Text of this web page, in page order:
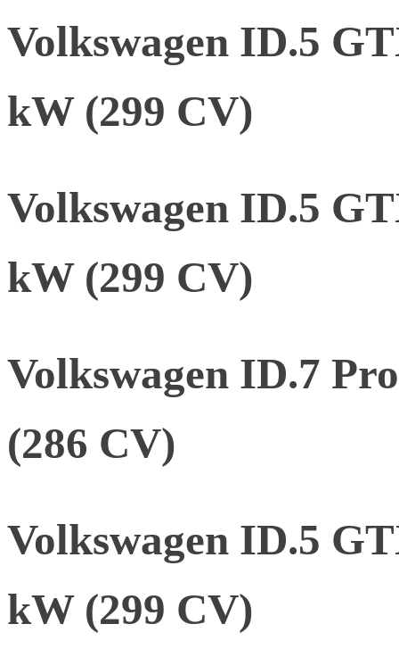
Volkswagen ID.5
kW (299 CV)
Volkswagen ID.5
kW (299 CV)
Volkswagen ID.7
(286 CV)
Volkswagen ID.5
kW (299 CV)